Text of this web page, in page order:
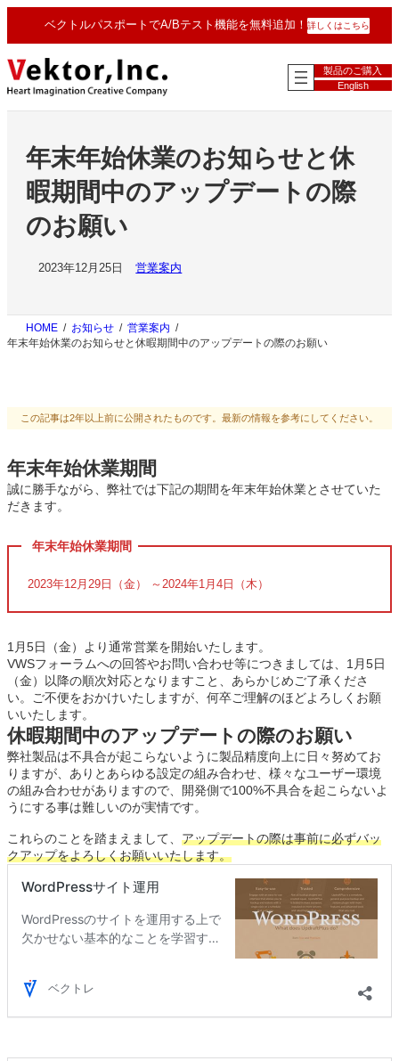
を
ス
キ
ッ
ベクトルパスポートでA/Bテスト機能を無料追加！ 詳しくはこちら
製品のご購入
English
年末年始休業のお知らせと休
暇期間中のアップデートの際
のお願い
2023年12月25日 営業案内
HOME お知らせ
営業案内
年末年始休業のお知らせと休暇期間中のアップデートの際のお願い
この記事は2年以上前に公開されたものです。最新の情報を参考にしてください。
年末年始休業期間
誠に勝手ながら、 弊社では下記の期間を年末年始休業とさせていた
だきます。
年末年始休業期間
2023年12月29日（金） ～2024年1月4日（木）
1月5日（金）より通常営業を開始いたします。
VWSフォーラムへの回答やお問い合わせ等につきましては、1月5日
（金）以降の順次対応となりますこと、あらかじめご了承くださ
い。ご不便をおかけいたしますが、何卒ご理解のほどよろしくお願
いいたします。
休暇期間中のアップデートの際のお願い
弊社製品は不具合が起こらないように製品精度向上に日々努めてお
りますが、ありとあらゆる設定の組み合わせ、様々なユーザー環境
の組み合わせがありますので、開発側で100%不具合を起こらないよ
うにする事は難しいのが実情です。
これらのことを踏まえまして、 アップデートの際は事前に必ずバッ
クアップをよろしくお願いいたします。